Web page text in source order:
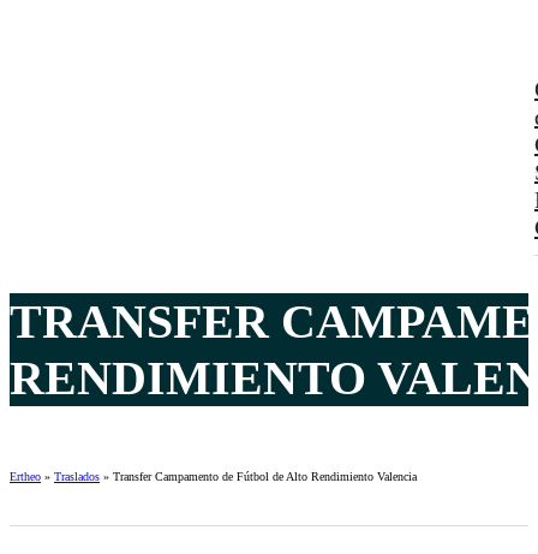
TRANSFER
RENDIMIENTO
Ertheo » Traslados » Transfer Campamento de Fútbol de Alto Rendimiento Valencia